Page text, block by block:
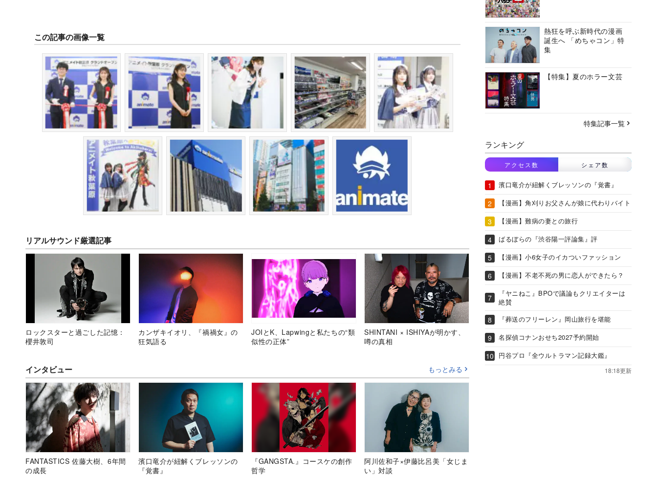
この記事の画像一覧
リアルサウンド厳選記事
ロックスターと過ごした記憶：
櫻井敦司
カンザキイオリ、『禍禍女』の
狂気語る
JOIとK、Lapwingと私たちの“類
似性の正体”
SHINTANI × ISHIYAが明かす、
噂の真相
インタビュー もっとみる
FANTASTICS 佐藤大樹、6年間
の成長
濱口竜介が紐解くブレッソンの
『覚書』
『GANGSTA.』コースケの創作
哲学
阿川佐和子×伊藤比呂美「女じま
い」対談
熱狂を呼ぶ新時代の漫画
誕生へ 「めちゃコン」特
集
【特集】夏のホラー文芸
特集記事一覧
ランキング
アクセス数 シェア数
濱口竜介が紐解くブレッソンの『覚書』
【漫画】角刈りお父さんが娘に代わりバイト
【漫画】難病の妻との旅行
ばるぼらの『渋谷陽一評論集』評
【漫画】小6女子のイカついファッション
【漫画】不老不死の男に恋人ができたら？
『ヤニねこ』BPOで議論もクリエイターは
絶賛
『葬送のフリーレン』岡山旅行を堪能
名探偵コナンおせち2027予約開始
円谷プロ『全ウルトラマン記録大鑑』
18:18更新